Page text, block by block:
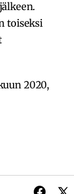
toiseksi
2020,